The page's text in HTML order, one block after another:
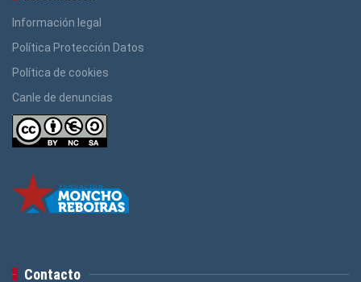
Información legal
Política Protección Datos
Política de cookies
Canle de denuncias
Contacto